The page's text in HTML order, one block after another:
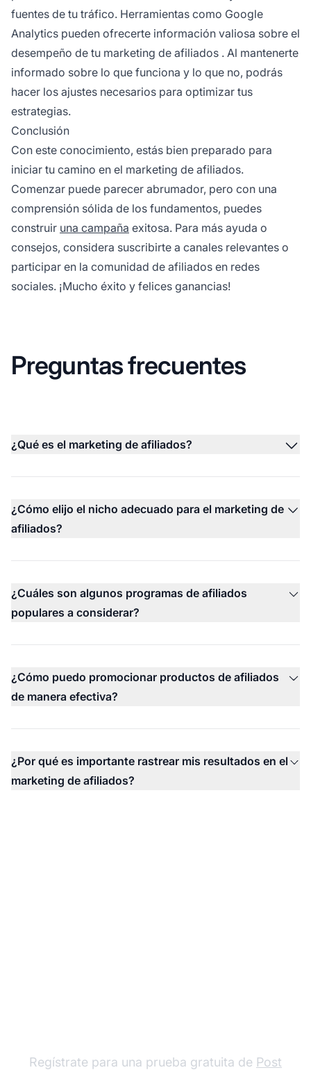
fuentes de tu tráfico. Herramientas como Google
Analytics pueden ofrecerte información valiosa sobre el
desempeño de tu marketing de afiliados . Al mantenerte
informado sobre lo que funciona y lo que no, podrás
hacer los ajustes necesarios para optimizar tus
estrategias.
Conclusión
Con este conocimiento, estás bien preparado para
iniciar tu camino en el marketing de afiliados.
Comenzar puede parecer abrumador, pero con una
comprensión sólida de los fundamentos, puedes
construir una campaña exitosa. Para más ayuda o
consejos, considera suscribirte a canales relevantes o
participar en la comunidad de afiliados en redes
sociales. ¡Mucho éxito y felices ganancias!
Preguntas frecuentes
¿Qué es el marketing de afiliados?
¿Cómo elijo el nicho adecuado para el marketing de
afiliados?
¿Cuáles son algunos programas de afiliados
populares a considerar?
¿Cómo puedo promocionar productos de afiliados
de manera efectiva?
¿Por qué es importante rastrear mis resultados en el
marketing de afiliados?
Regístrate para una prueba gratuita de Post